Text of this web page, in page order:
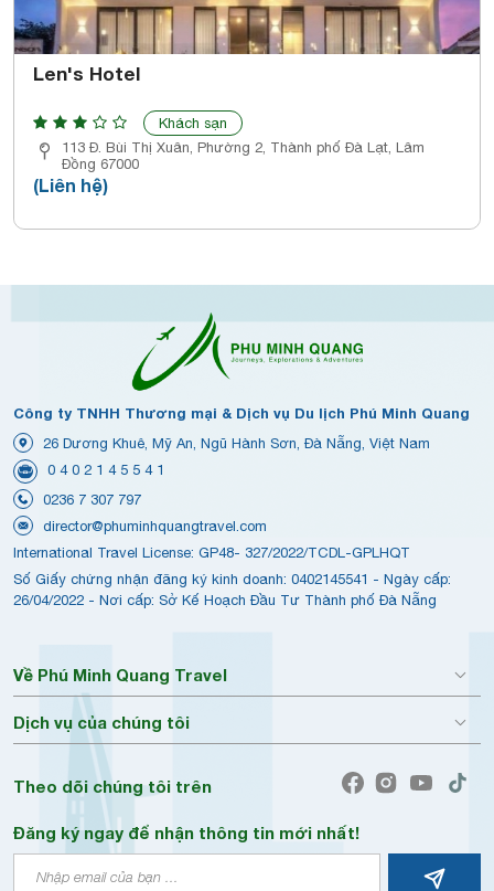
Len's Hotel
Khách sạn
113 Đ. Bùi Thị Xuân, Phường 2, Thành phố Đà Lạt, Lâm
Đồng 67000
(Liên hệ)
Công ty TNHH Thương mại & Dịch vụ Du lịch Phú Minh Quang
26 Dương Khuê, Mỹ An, Ngũ Hành Sơn, Đà Nẵng, Việt Nam
0 4 0 2 1 4 5 5 4 1
0236 7 307 797
director@phuminhquangtravel.com
International Travel License: GP48- 327/2022/TCDL-GPLHQT
Số Giấy chứng nhận đăng ký kinh doanh: 0402145541 - Ngày cấp:
26/04/2022 - Nơi cấp: Sở Kế Hoạch Đầu Tư Thành phố Đà Nẵng
Về Phú Minh Quang Travel
Dịch vụ của chúng tôi
Theo dõi chúng tôi trên
Đăng ký ngay để nhận thông tin mới nhất!